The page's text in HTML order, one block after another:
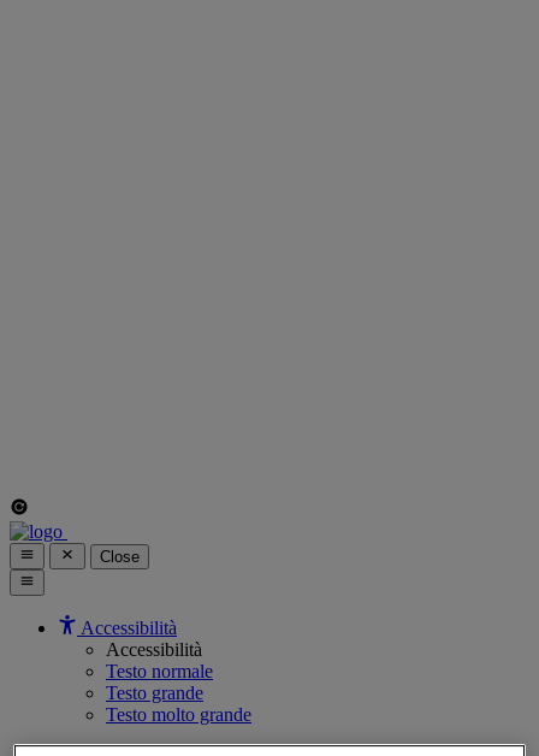
Close
Accessibilità
Accessibilità
Testo normale
Testo grande
Testo molto grande